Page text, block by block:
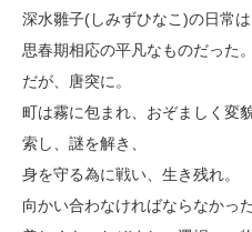
深水雛子(しみずひなこ)の日常は
思春期相応の平凡なものだった。
だが、唐突に。
町は霧に包まれ、おぞましく変
索し、謎を解き、
身を守る為に戦い、生き残れ。
向かい合わなければならなかっ